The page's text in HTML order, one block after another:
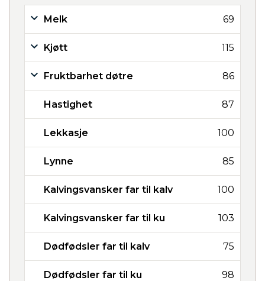
Melk 69
Kjøtt 115
Fruktbarhet døtre 86
Hastighet 87
Lekkasje 100
Lynne 85
Kalvingsvansker far til kalv 100
Kalvingsvansker far til ku 103
Dødfødsler far til kalv 75
Dødfødsler far til ku 98